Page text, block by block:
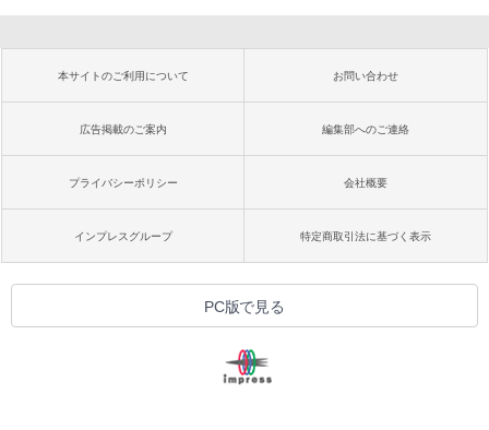
本サイトのご利用について お問い合わせ
広告掲載のご案内 編集部へのご連絡
プライバシーポリシー 会社概要
インプレスグループ 特定商取引法に基づく表示
PC版で見る